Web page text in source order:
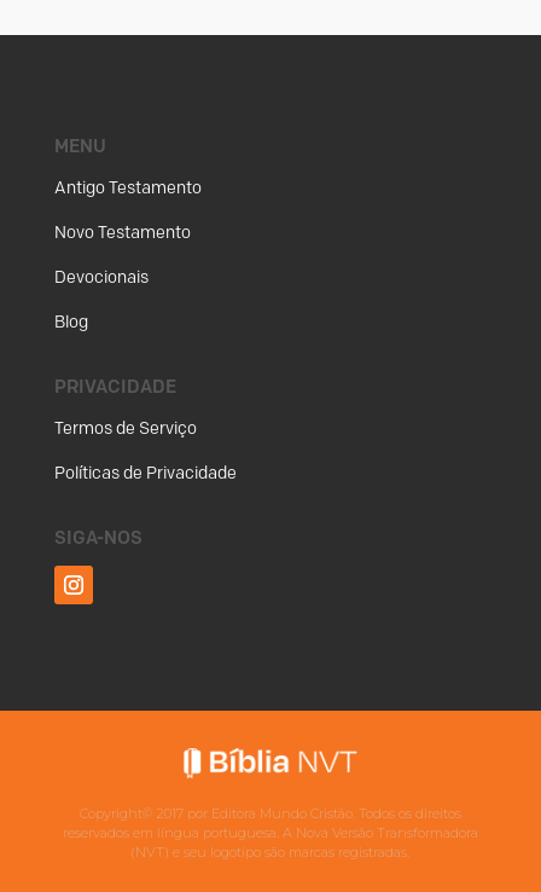
MENU
Antigo Testamento
Novo Testamento
Devocionais
Blog
PRIVACIDADE
Termos de Serviço
Políticas de Privacidade
SIGA-NOS
Copyright© 2017 por Editora Mundo Cristão. Todos os direitos
reservados em língua portuguesa. A Nova Versão Transformadora
(NVT) e seu logotipo são marcas registradas.